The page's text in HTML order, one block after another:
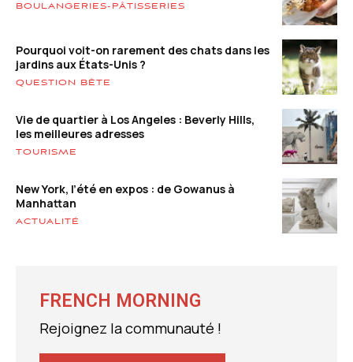
BOULANGERIES-PÂTISSERIES
Pourquoi voit-on rarement des chats dans les
jardins aux États-Unis ?
QUESTION BÊTE
Vie de quartier à Los Angeles : Beverly Hills,
les meilleures adresses
TOURISME
New York, l’été en expos : de Gowanus à
Manhattan
ACTUALITÉ
FRENCH MORNING
Rejoignez la communauté !